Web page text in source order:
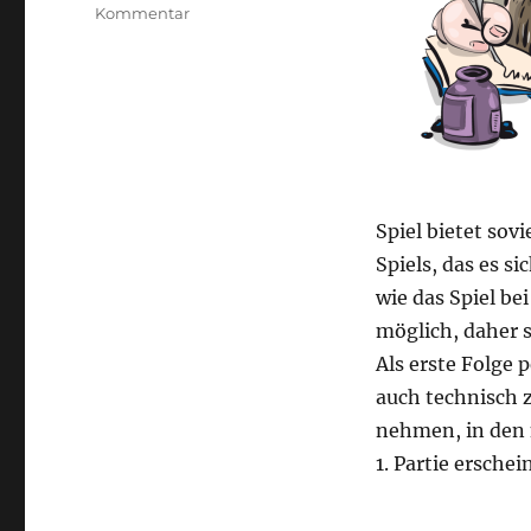
Spiel bietet
Spiels, das es
wie das Spiel
möglich, daher
Als erste Folge
auch technisch
nehmen, in den
1. Partie
Kommentarzu